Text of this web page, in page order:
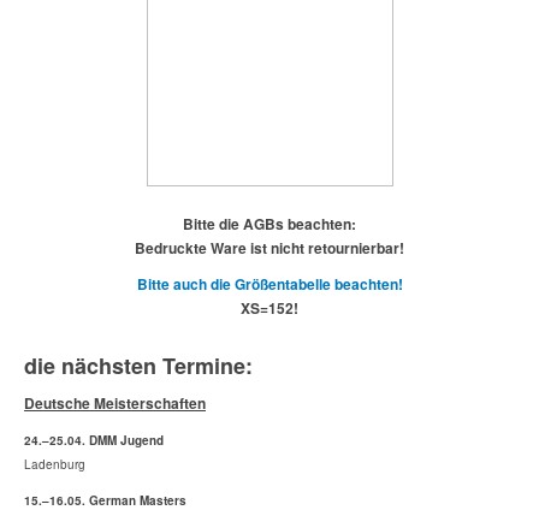
Bitte die AGBs beachten:
Bedruckte Ware ist nicht retournierbar!
Bitte auch die Größentabelle beachten!
XS=152!
die nächsten Termine:
Deutsche Meisterschaften
24.–25.04. DMM Jugend
Ladenburg
15.–16.05. German Masters